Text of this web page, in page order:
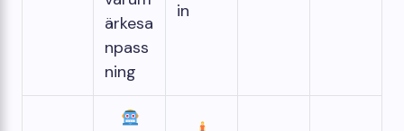
ärkesa
npass
ning
in